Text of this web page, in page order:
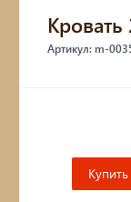
Кухонные
Артикул: m-